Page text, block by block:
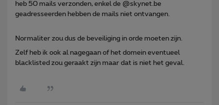
heb 50 mails verzonden, enkel de @skynet.be
geadresseerden hebben de mails niet ontvangen.
Normaliter zou dus de beveiliging in orde moeten zijn.
Zelf heb ik ook al nagegaan of het domein eventueel
blacklisted zou geraakt zijn maar dat is niet het geval.